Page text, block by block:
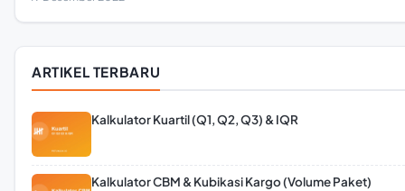
ARTIKEL TERBARU
Kalkulator Kuartil (Q1, Q2, Q3) & IQR
Kalkulator CBM & Kubikasi Kargo (Volume Paket)